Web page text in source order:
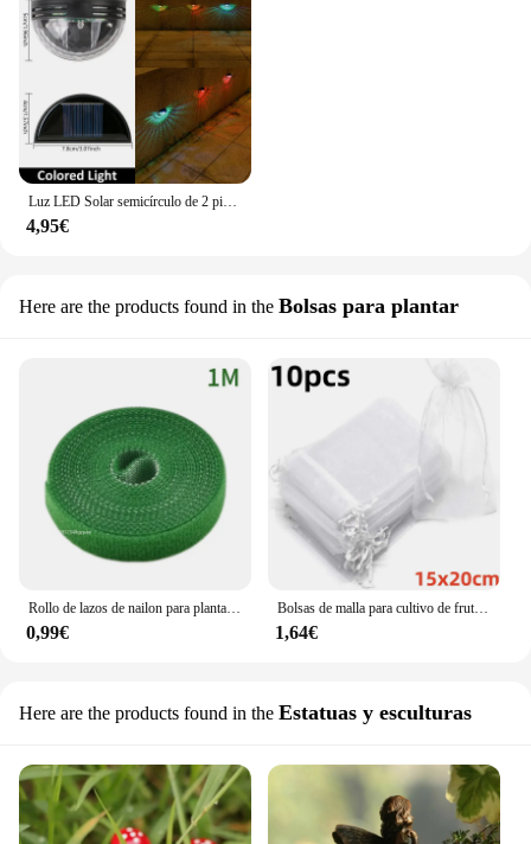
Luz LED Solar semicírculo de 2 piezas, lámpara de pared impermeable para valla, jardín, escaleras, balcón, patio, lámparas alimentadas por energía Solar, Luces de decoración para exteriores
4,95€
Here are the products found in the Bolsas para plantar
Rollo de lazos de nailon para plantas, Cinta ajustable para sujetar plantas, accesorios para el hogar y el jardín, 10 unidades
0,99€
Bolsas de malla para cultivo de frutas y uvas, 10-50 piezas, protección para plantas vegetales, Control de plagas, antiaves, herramientas de jardín
1,64€
Here are the products found in the Estatuas y esculturas